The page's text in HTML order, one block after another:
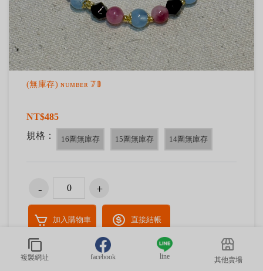
複製網址 facebook line 其他賣場
(無庫存) ɴᴜᴍʙᴇʀ 𝟟𝟘
NT$485
規格：
16圍無庫存 15圍無庫存 14圍無庫存
加入購物車 直接結帳